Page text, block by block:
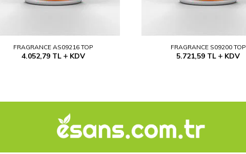
FRAGRANCE AS09216 TOP
4.052,79TL KDV
FRAGRANCE S09200 TOP
5.721,59 TL KDV